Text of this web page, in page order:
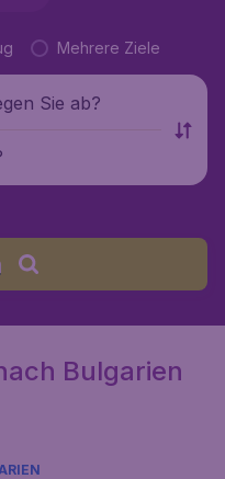
Mehrere Ziele
Sie ab?
Bulgarien